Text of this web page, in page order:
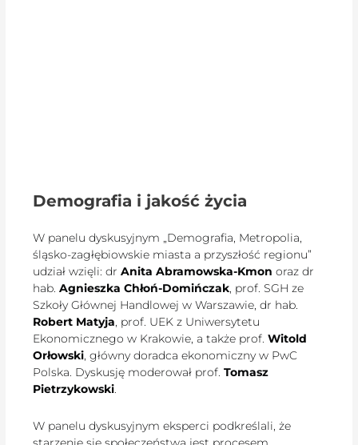
Demografia i jakość życia
W panelu dyskusyjnym „Demografia, Metropolia,
śląsko-zagłębiowskie miasta a przyszłość regionu”
udział wzięli: drAnita Abramowska-Kmon oraz dr
hab.Agnieszka Chłoń-Domińczak, prof. SGH ze
Szkoły Głównej Handlowej w Warszawie, dr hab.
Robert Matyja, prof. UEK z Uniwersytetu
Ekonomicznego w Krakowie, a także prof.Witold
Orłowski, główny doradca ekonomiczny w PwC
Polska. Dyskusję moderował prof.Tomasz
Pietrzykowski.
W panelu dyskusyjnym eksperci podkreślali, że